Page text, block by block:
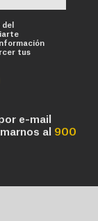
tus
e-mail
al 900